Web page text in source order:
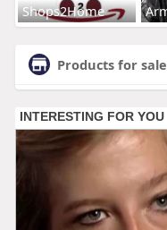
Shops2Home
Products for sale